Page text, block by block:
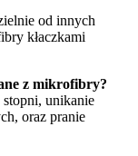
od innych
kłaczkami
z mikrofibry?
stopni, unikanie
oraz pranie